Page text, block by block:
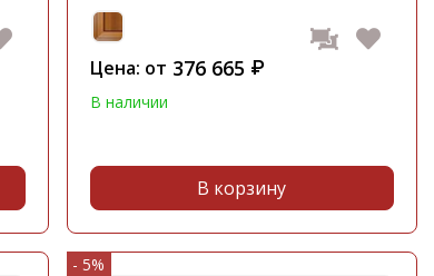
Цена: от 376 665 ₽
В наличии
В корзину
- 5%